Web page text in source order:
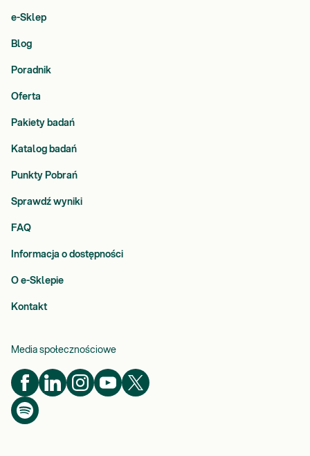
e-Sklep
Blog
Poradnik
Oferta
Pakiety badań
Katalog badań
Punkty Pobrań
Sprawdź wyniki
FAQ
Informacja o dostępności
O e-Sklepie
Kontakt
Media społecznościowe